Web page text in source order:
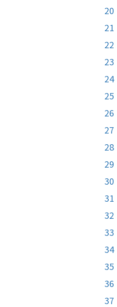
20
21
22
23
24
25
26
27
28
29
30
31
32
33
34
35
36
37